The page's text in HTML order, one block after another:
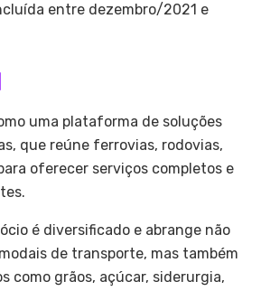
entre dezembro/2021 e
uma plataforma de soluções
que reúne ferrovias, rodovias,
oferecer serviços completos e
é diversificado e abrange não
de transporte, mas também
como grãos, açúcar, siderurgia,